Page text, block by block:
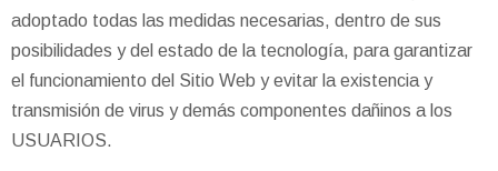
adoptado todas las medidas necesarias, dentro de sus
posibilidades y del estado de la tecnología, para garantizar
el funcionamiento del Sitio Web y evitar la existencia y
transmisión de virus y demás componentes dañinos a los
USUARIOS.